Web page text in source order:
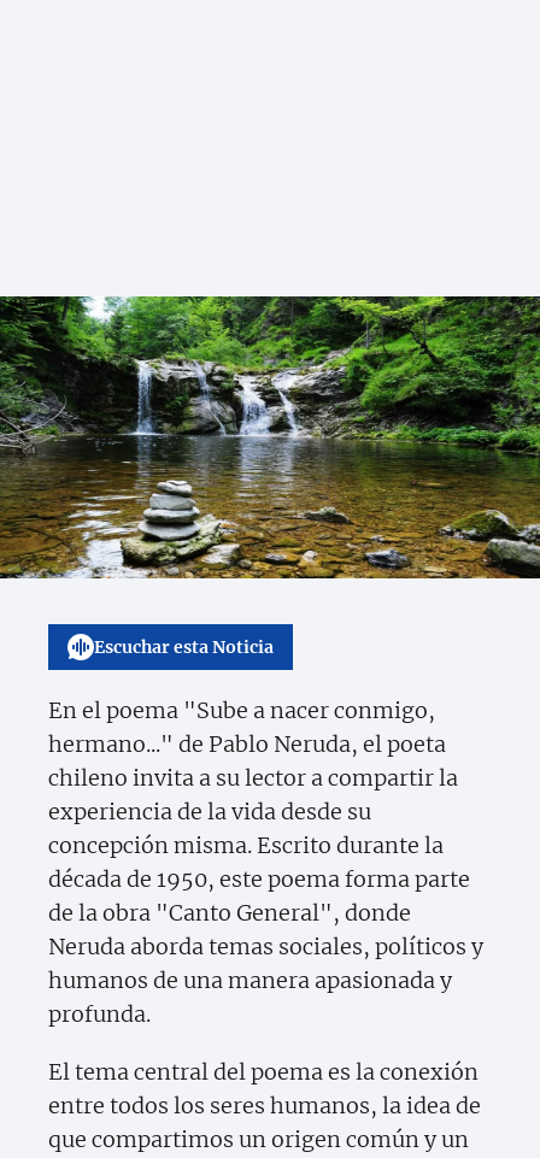
Escuchar esta Noticia
En el poema "Sube a nacer conmigo,
hermano..." de Pablo Neruda, el poeta
chileno invita a su lector a compartir la
experiencia de la vida desde su
concepción misma. Escrito durante la
década de 1950, este poema forma parte
de la obra "Canto General", donde
Neruda aborda temas sociales, políticos y
humanos de una manera apasionada y
profunda.
El tema central del poema es la conexión
entre todos los seres humanos, la idea de
que compartimos un origen común y un